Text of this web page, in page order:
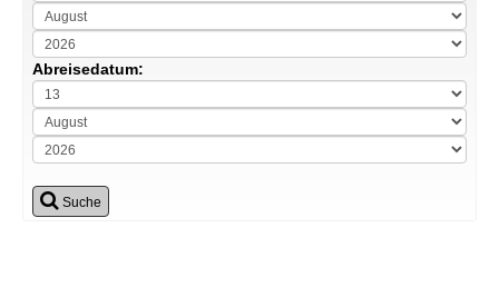
Abreisedatum:
Suche